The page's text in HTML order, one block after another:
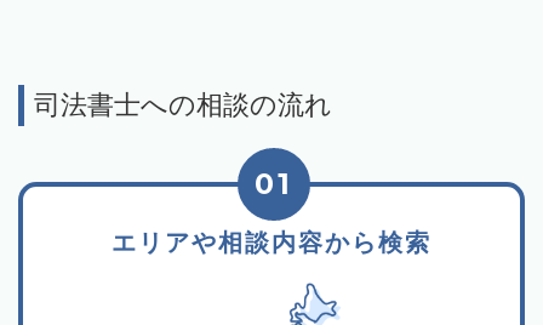
司法書士への相談の流れ
エリアや相談内容から検索
01